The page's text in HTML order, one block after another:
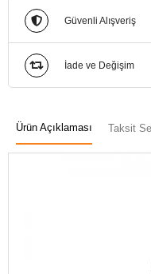
Güvenli Alışveriş
İade ve Değişim
Ürün Açıklaması Taksit